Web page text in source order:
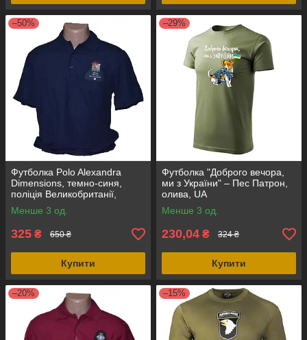
–50%
Футболка Polo Alexandra
Dimensions, темно-синя,
поліція Великобританії,
оригінал
Менше 3 од.
325 ₴ 650 ₴
Купити
–29%
Футболка "Доброго вечора,
ми з України" – Пес Патрон,
олива, UA
Менше 3 од.
230,04 ₴ 324 ₴
Купити
–20% –15%